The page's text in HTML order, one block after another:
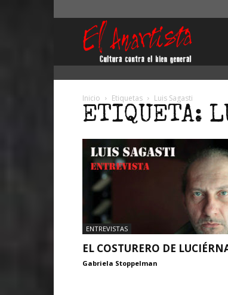
Inicio Etiquetas Luis Sagasti
ETIQUETA:
ENTREVISTAS
EL COSTURERO DE
Gabriela Stoppelman